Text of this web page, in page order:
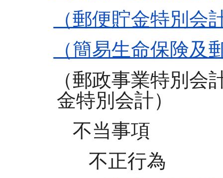
（郵便貯金特別会
（簡易生命保険及
（郵政事業特別会
金特別会計）
不当事項
不正行為